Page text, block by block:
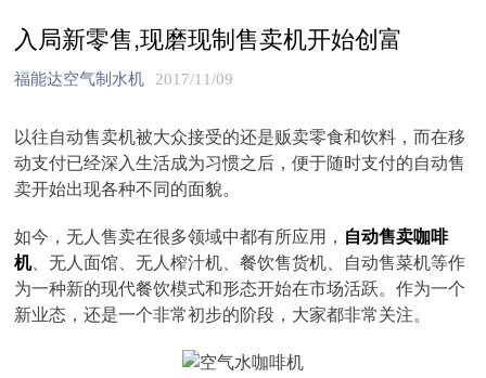
入局新零售,现磨现制售卖机开始创富
福能达空气制水机 2017/11/09
以往自动售卖机被大众接受的还是贩卖零食和饮料，而在移
动支付已经深入生活成为习惯之后，便于随时支付的自动售
卖开始出现各种不同的面貌。
如今，无人售卖在很多领域中都有所应用， 自动售卖咖啡
机、无人面馆、无人榨汁机、餐饮售货机、自动售菜机等作
为一种新的现代餐饮模式和形态开始在市场活跃。作为一个
新业态，还是一个非常初步的阶段，大家都非常关注。